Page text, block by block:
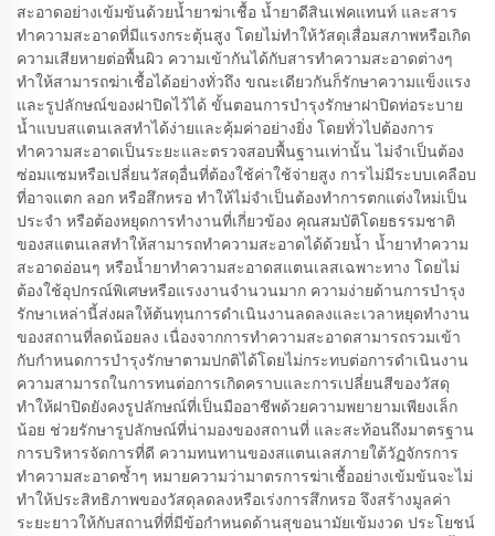
สะอาดอย่างเข้มข้นด้วยน้ำยาฆ่าเชื้อ น้ำยาดีสินเฟคแทนท์ และสาร
ทำความสะอาดที่มีแรงกระตุ้นสูง โดยไม่ทำให้วัสดุเสื่อมสภาพหรือเกิด
ความเสียหายต่อพื้นผิว ความเข้ากันได้กับสารทำความสะอาดต่างๆ
ทำให้สามารถฆ่าเชื้อได้อย่างทั่วถึง ขณะเดียวกันก็รักษาความแข็งแรง
และรูปลักษณ์ของฝาปิดไว้ได้ ขั้นตอนการบำรุงรักษาฝาปิดท่อระบาย
น้ำแบบสแตนเลสทำได้ง่ายและคุ้มค่าอย่างยิ่ง โดยทั่วไปต้องการ
ทำความสะอาดเป็นระยะและตรวจสอบพื้นฐานเท่านั้น ไม่จำเป็นต้อง
ซ่อมแซมหรือเปลี่ยนวัสดุอื่นที่ต้องใช้ค่าใช้จ่ายสูง การไม่มีระบบเคลือบ
ที่อาจแตก ลอก หรือสึกหรอ ทำให้ไม่จำเป็นต้องทำการตกแต่งใหม่เป็น
ประจำ หรือต้องหยุดการทำงานที่เกี่ยวข้อง คุณสมบัติโดยธรรมชาติ
ของสแตนเลสทำให้สามารถทำความสะอาดได้ด้วยน้ำ น้ำยาทำความ
สะอาดอ่อนๆ หรือน้ำยาทำความสะอาดสแตนเลสเฉพาะทาง โดยไม่
ต้องใช้อุปกรณ์พิเศษหรือแรงงานจำนวนมาก ความง่ายด้านการบำรุง
รักษาเหล่านี้ส่งผลให้ต้นทุนการดำเนินงานลดลงและเวลาหยุดทำงาน
ของสถานที่ลดน้อยลง เนื่องจากการทำความสะอาดสามารถรวมเข้า
กับกำหนดการบำรุงรักษาตามปกติได้โดยไม่กระทบต่อการดำเนินงาน
ความสามารถในการทนต่อการเกิดคราบและการเปลี่ยนสีของวัสดุ
ทำให้ฝาปิดยังคงรูปลักษณ์ที่เป็นมืออาชีพด้วยความพยายามเพียงเล็ก
น้อย ช่วยรักษารูปลักษณ์ที่น่ามองของสถานที่ และสะท้อนถึงมาตรฐาน
การบริหารจัดการที่ดี ความทนทานของสแตนเลสภายใต้วัฏจักรการ
ทำความสะอาดซ้ำๆ หมายความว่ามาตรการฆ่าเชื้ออย่างเข้มข้นจะไม่
ทำให้ประสิทธิภาพของวัสดุลดลงหรือเร่งการสึกหรอ จึงสร้างมูลค่า
ระยะยาวให้กับสถานที่ที่มีข้อกำหนดด้านสุขอนามัยเข้มงวด ประโยชน์